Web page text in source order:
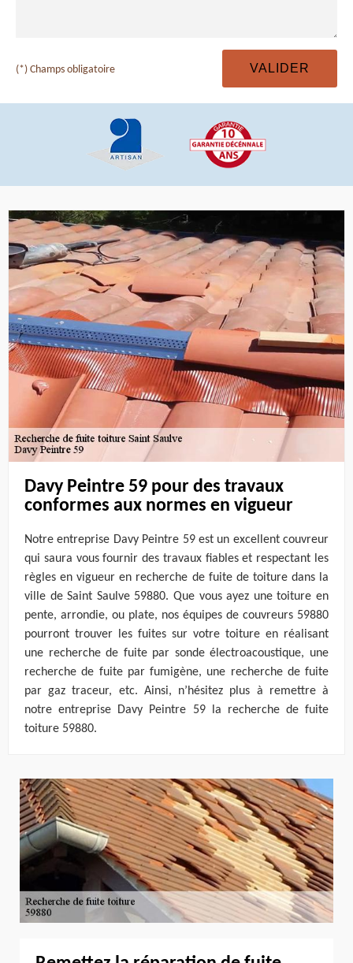
(*) Champs obligatoire
Davy Peintre 59 pour des travaux
conformes aux normes en vigueur
Notre entreprise Davy Peintre 59 est un excellent couvreur
qui saura vous fournir des travaux fiables et respectant les
règles en vigueur en recherche de fuite de toiture dans la
ville de Saint Saulve 59880. Que vous ayez une toiture en
pente, arrondie, ou plate, nos équipes de couvreurs 59880
pourront trouver les fuites sur votre toiture en réalisant
une recherche de fuite par sonde électroacoustique, une
recherche de fuite par fumigène, une recherche de fuite
par gaz traceur, etc. Ainsi, n’hésitez plus à remettre à
notre entreprise Davy Peintre 59 la recherche de fuite
toiture 59880.